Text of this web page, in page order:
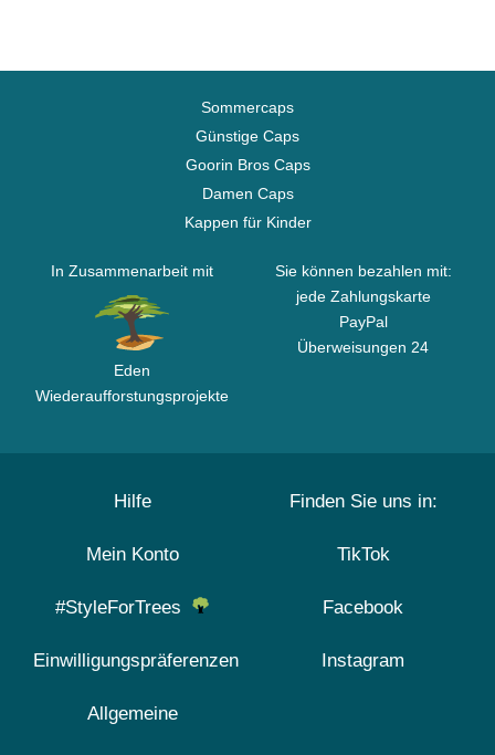
Sommercaps
Günstige Caps
Goorin Bros Caps
Damen Caps
Kappen für Kinder
In Zusammenarbeit mit
Eden
Wiederaufforstungsprojekte
Sie können bezahlen mit:
jede Zahlungskarte
PayPal
Überweisungen 24
Hilfe
Mein Konto
#StyleForTrees
Einwilligungspräferenzen
Allgemeine
Finden Sie uns in:
TikTok
Facebook
Instagram